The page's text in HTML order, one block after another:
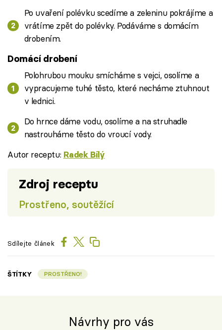
Po uvaření polévku scedíme a zeleninu pokrájíme a
vrátíme zpět do polévky. Podáváme s domácím
drobením.
Domácí drobení
Polohrubou mouku smícháme s vejci, osolíme a
vypracujeme tuhé těsto, které necháme ztuhnout
v lednici.
Do hrnce dáme vodu, osolíme a na struhadle
nastrouháme těsto do vroucí vody.
Autor receptu: Radek Bílý
Zdroj receptu
Prostřeno, soutěžící
Sdílejte článek
ŠTÍTKY PROSTŘENO!
Návrhy pro vás